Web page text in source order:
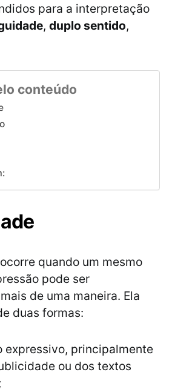
para a interpretação
, duplo sentido,
conteúdo
ocorre quando um mesmo
pode ser
de uma maneira. Ela
duas formas:
expressivo, principalmente
ou dos textos